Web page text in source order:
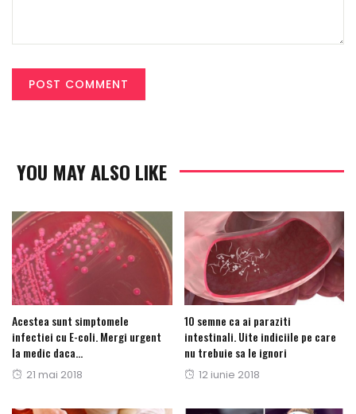
YOU MAY ALSO LIKE
Acestea sunt simptomele
infectiei cu E-coli. Mergi urgent
la medic daca…
Posted
21 mai 2018
10 semne ca ai paraziti
intestinali. Uite indiciile pe care
nu trebuie sa le ignori
Posted
12 iunie 2018